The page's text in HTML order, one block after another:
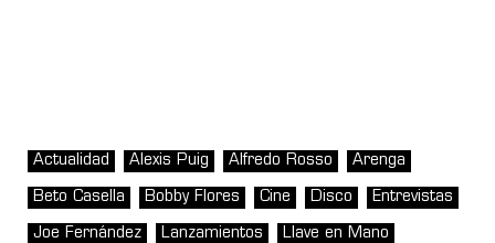
Actualidad Alexis Puig Alfredo Rosso Arenga
Beto Casella Bobby Flores Cine Disco Entrevistas
Joe Fernández Lanzamientos Llave en Mano